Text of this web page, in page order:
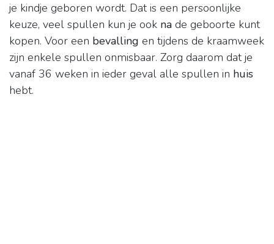
je kindje geboren wordt. Dat is een persoonlijke
keuze, veel spullen kun je ook na de geboorte kunt
kopen. Voor een bevalling en tijdens de kraamweek
zijn enkele spullen onmisbaar. Zorg daarom dat je
vanaf 36 weken in ieder geval alle spullen in huis
hebt.